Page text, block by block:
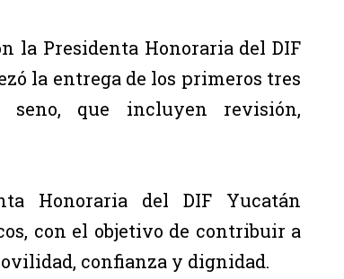
la Presidenta Honoraria del DIF
la entrega de los primeros tres
que incluyen revisión,
Honoraria del DIF Yucatán
con el objetivo de contribuir a
confianza y dignidad.